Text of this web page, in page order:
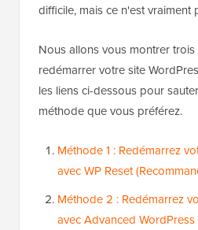
difficile, mais ce n'est vraiment
Nous allons vous montrer
redémarrer votre site
les liens ci-dessous pour
méthode que vous préférez.
Méthode 1 : Redémarrez
avec WP Reset
Méthode 2 : Redémarrez
avec Advanced